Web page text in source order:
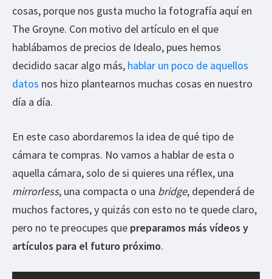
cosas, porque nos gusta mucho la fotografía aquí en
The Groyne. Con motivo del artículo en el que
hablábamos de precios de Idealo, pues hemos
decidido sacar algo más, hablar un poco de aquellos
datos nos hizo plantearnos muchas cosas en nuestro
día a día.
En este caso abordaremos la idea de qué tipo de
cámara te compras. No vamos a hablar de esta o
aquella cámara, solo de si quieres una réflex, una
mirrorless, una compacta o una bridge, dependerá de
muchos factores, y quizás con esto no te quede claro,
pero no te preocupes que preparamos más vídeos y
artículos para el futuro próximo.